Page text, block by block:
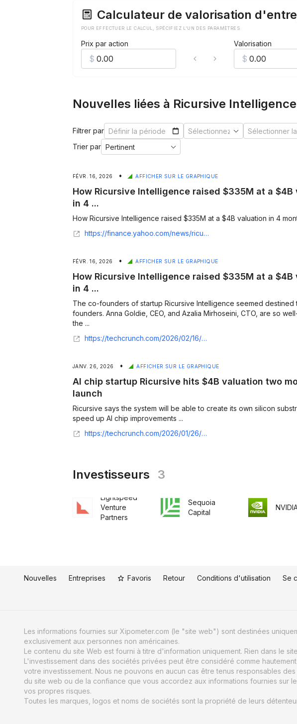
Calculateur de valorisation
POUR EFFECTUER LE CALCUL, SPÉCIFIEZ L'UN DES PARAMÈTRES
Prix par action Valorisation
Nouvelles liées à Ricursive Intelligence
Filtrer par
Trier par
FÉVR. 16, 2026 • AFFICHER SUR LE GRAPHIQUE
How Ricursive Intelligence raised $335M at a $4B
in 4 ...
How Ricursive Intelligence raised $335M at a $4B valuation in 4
https://finance.yahoo.com/news/ricursive-intelligence-raised-335m-4b-170000892.html
FÉVR. 16, 2026 • AFFICHER SUR LE GRAPHIQUE
How Ricursive Intelligence raised $335M at a $4B
in 4 ...
The co-founders of startup Ricursive Intelligence seemed destined
founders. Anna Goldie, CEO, and Azalia Mirhoseini, CTO, are so
the ...
https://techcrunch.com/2026/02/16/how-ricursive-intelligence-raised-335m-at-a-4b-valuation-in-4-months/
JANV. 26, 2026 • AFFICHER SUR LE GRAPHIQUE
AI chip startup Ricursive hits $4B valuation two
launch
Ricursive says the system will be able to create its own silicon
speed up AI chip improvements ...
https://techcrunch.com/2026/01/26/ai-chip-startup-ricursive-hits-4b-valuation-two-months-after-launch/
Investisseurs 3
Lightspeed
Venture
Partners
Sequoia
Capital
Nouvelles Entreprises Favoris Retour Conditions d'utilisation Se
Les informations fournies sur Xipometer.com (le "site web") sont destinées
exclusivement aux personnes non américaines.
Le contenu du site Web est fourni à titre d'information uniquement. Rien dans le
L'investissement dans des sociétés privées peut être considéré comme
votre investissement. Nous ne pouvons en aucun cas être tenus responsables
du site web ou de la confiance que vous accordez aux informations fournies sur
vos propres risques.
Toutes les marques, logos et noms de sociétés sont la propriété de leurs